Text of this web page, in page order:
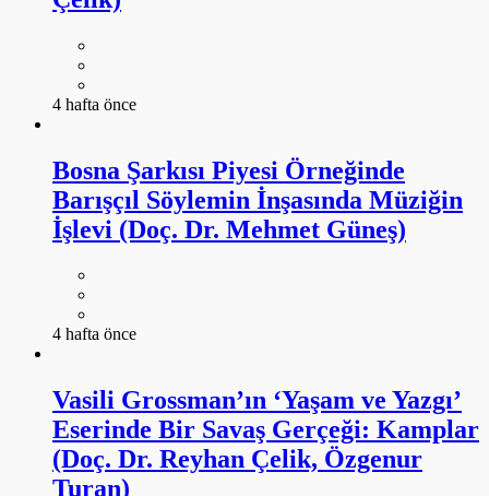
4 hafta önce
Bosna Şarkısı Piyesi Örneğinde
Barışçıl Söylemin İnşasında Müziğin
İşlevi (Doç. Dr. Mehmet Güneş)
4 hafta önce
Vasili Grossman’ın ‘Yaşam ve Yazgı’
Eserinde Bir Savaş Gerçeği: Kamplar
(Doç. Dr. Reyhan Çelik, Özgenur
Turan)